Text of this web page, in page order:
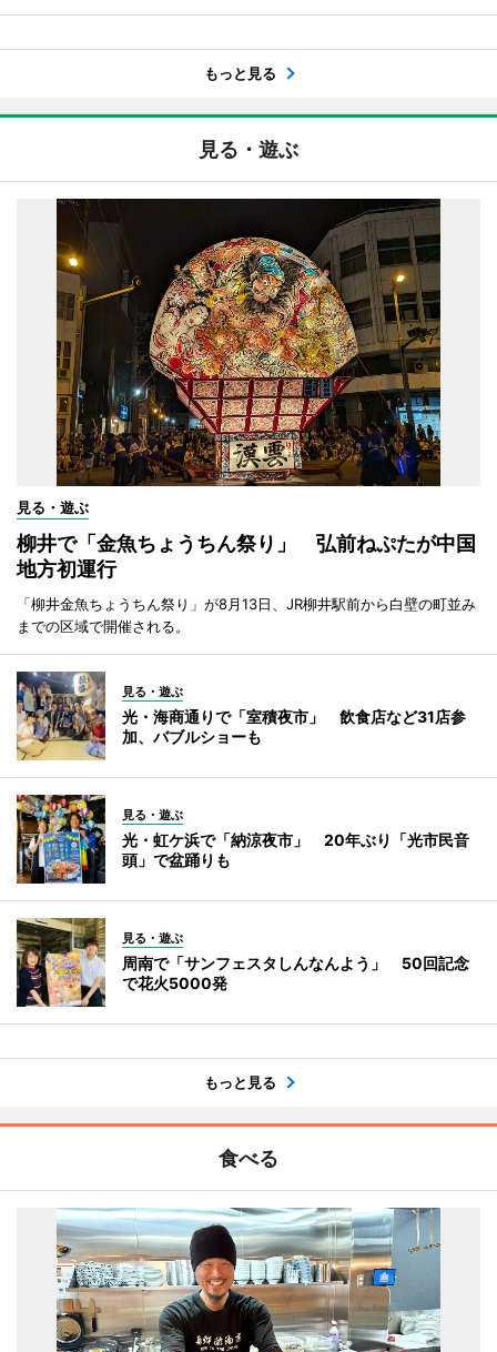
もっと見る
見る・遊ぶ
見る・遊ぶ
柳井で「金魚ちょうちん祭り」 弘前ねぷたが中国
地方初運行
「柳井金魚ちょうちん祭り」が8月13日、JR柳井駅前から白壁の町並み
までの区域で開催される。
見る・遊ぶ
光・海商通りで「室積夜市」 飲食店など31店参
加、バブルショーも
見る・遊ぶ
光・虹ケ浜で「納涼夜市」 20年ぶり「光市民音
頭」で盆踊りも
見る・遊ぶ
周南で「サンフェスタしんなんよう」 50回記念
で花火5000発
もっと見る
食べる